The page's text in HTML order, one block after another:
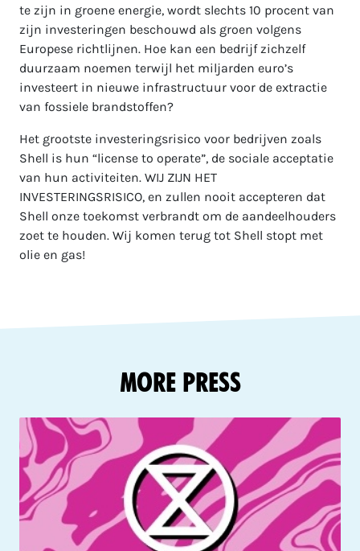
te zijn in groene energie, wordt slechts 10 procent van
zijn investeringen beschouwd als groen volgens
Europese richtlijnen. Hoe kan een bedrijf zichzelf
duurzaam noemen terwijl het miljarden euro’s
investeert in nieuwe infrastructuur voor de extractie
van fossiele brandstoffen?
Het grootste investeringsrisico voor bedrijven zoals
Shell is hun “license to operate”, de sociale acceptatie
van hun activiteiten. WIJ ZIJN HET
INVESTERINGSRISICO, en zullen nooit accepteren dat
Shell onze toekomst verbrandt om de aandeelhouders
zoet te houden. Wij komen terug tot Shell stopt met
olie en gas!
More Press